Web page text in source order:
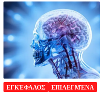
ΕΓΚΈΦΑΛΟΣ ΕΠΙΛΕΓΜΈΝΑ